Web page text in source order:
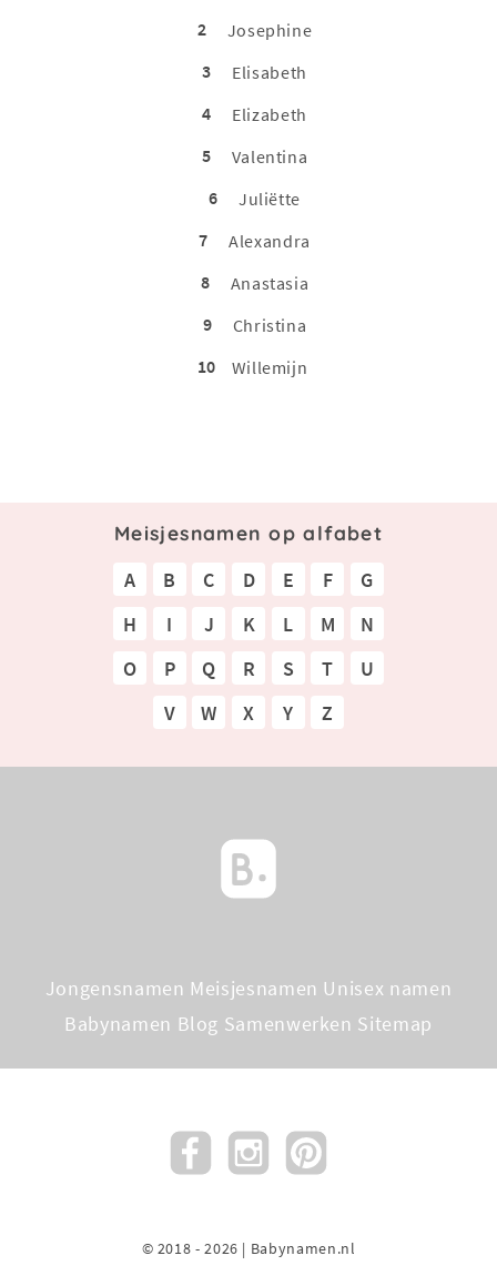
2
Josephine
3
Elisabeth
4
Elizabeth
5
Valentina
6
Juliëtte
7
Alexandra
8
Anastasia
9
Christina
10
Willemijn
Meisjesnamen op alfabet
A B C D E F
G
H
I J K L M
N
O
P Q R S T
U
V
W X Y Z
Jongensnamen Meisjesnamen Unisex namen
Babynamen Blog Samenwerken Sitemap
© 2018 - 2026 | Babynamen.nl